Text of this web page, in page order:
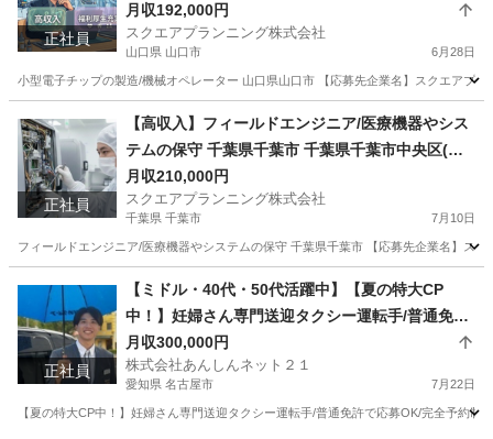
正社員
プの製造/機械オペレーター
月収192,000円
スクエアプランニング株式会社
山口県 山口市 6月28日
小型電子チップの製造/機械オペレーター 山口県山口市 【応募先企業名】スクエアプ
その他
正社員
【高収入】フィールドエンジニア/医療機器やシス
テムの保守 千葉県千葉市 千葉県千葉市中央区(蘇
我)フィールドエンジニア
月収210,000円
スクエアプランニング株式会社
千葉県 千葉市 7月10日
フィールドエンジニア/医療機器やシステムの保守 千葉県千葉市 【応募先企業名】ス
その他 業務
正社員
【ミドル・40代・50代活躍中】【夏の特大CP
中！】妊婦さん専門送迎タクシー運転手/普通免許
で応募OK/完全予約制/入社支援金あり/完全週休2
日制/配車アプリ導入済み/初年度年収528万円！ 愛
知県名古屋市瑞穂区(新瑞橋)ドライバー
月収300,000円
株式会社あんしんネット２１
愛知県 名古屋市 7月22日
【夏の特大CP中！】妊婦さん専門送迎タクシー運転手/普通免許で応募OK/完全予約